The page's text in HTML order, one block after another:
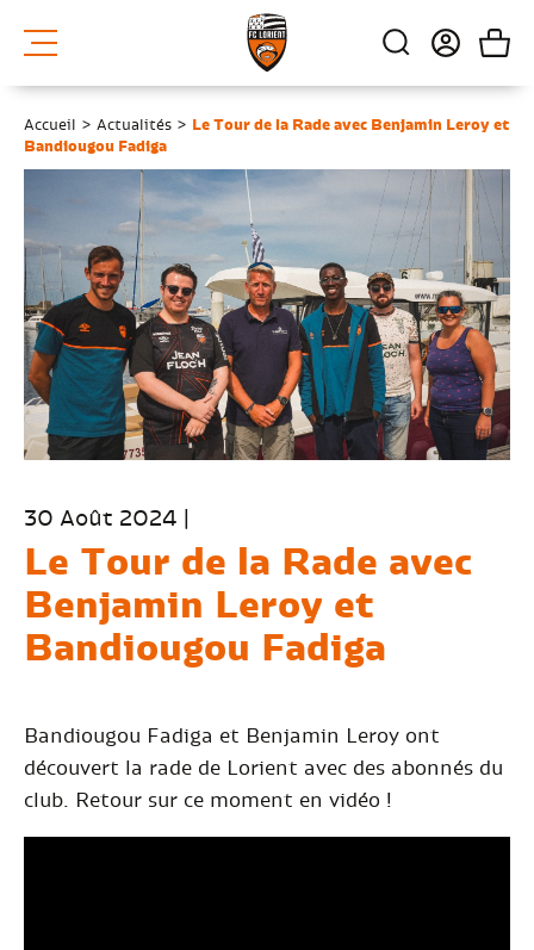
Accueil > Actualités >
Le Tour de la Rade avec Benjamin Leroy et
Bandiougou Fadiga
30 Août 2024 |
Le Tour de la Rade avec
Benjamin Leroy et
Bandiougou Fadiga
Bandiougou Fadiga et Benjamin Leroy ont
découvert la rade de Lorient avec des abonnés du
club. Retour sur ce moment en vidéo !